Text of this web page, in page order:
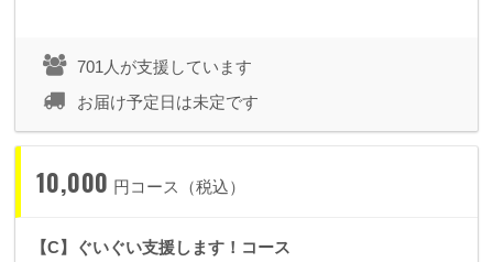
701人が支援しています
お届け予定日は未定です
10,000 円コース（税込）
【C】ぐいぐい支援します！コース